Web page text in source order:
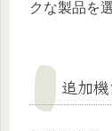
クな製品を
追加